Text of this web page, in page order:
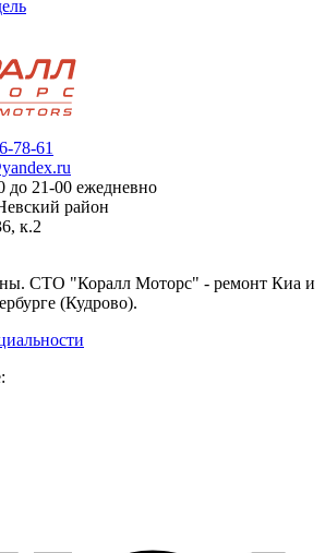
78-61
до 21-00 ежедневно
район
к.2
СТО "Коралл Моторс" - ремонт Киа и
(Кудрово).